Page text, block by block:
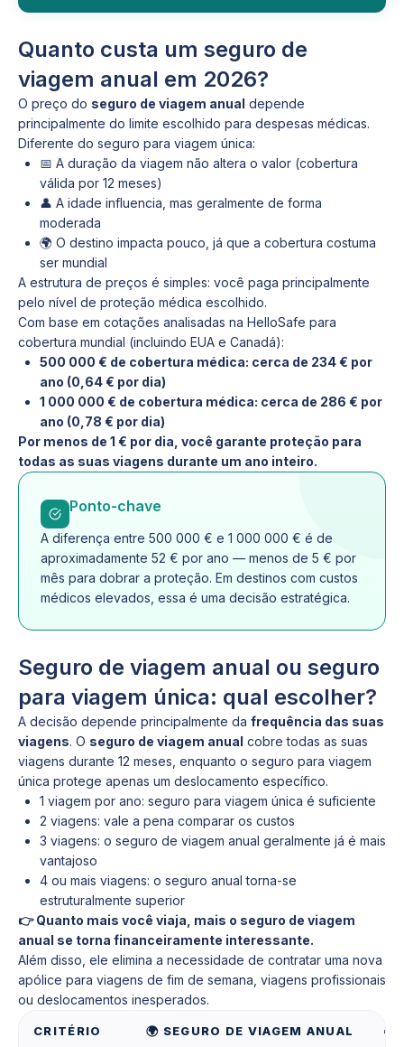
Quanto custa um seguro de
viagem anual em 2026?
O preço do seguro de viagem anual depende
principalmente do limite escolhido para despesas médicas.
Diferente do seguro para viagem única:
📅 A duração da viagem não altera o valor (cobertura
válida por 12 meses)
👤 A idade influencia, mas geralmente de forma
moderada
🌍 O destino impacta pouco, já que a cobertura costuma
ser mundial
A estrutura de preços é simples: você paga principalmente
pelo nível de proteção médica escolhido.
Com base em cotações analisadas na HelloSafe para
cobertura mundial (incluindo EUA e Canadá):
500 000 € de cobertura médica: cerca de 234 € por
ano (0,64 € por dia)
1 000 000 € de cobertura médica: cerca de 286 € por
ano (0,78 € por dia)
Por menos de 1 € por dia, você garante proteção para
todas as suas viagens durante um ano inteiro.
Ponto-chave
A diferença entre 500 000 € e 1 000 000 € é de
aproximadamente 52 € por ano — menos de 5 € por
mês para dobrar a proteção. Em destinos com custos
médicos elevados, essa é uma decisão estratégica.
Seguro de viagem anual ou seguro
para viagem única: qual escolher?
A decisão depende principalmente da frequência das suas
viagens. O seguro de viagem anual cobre todas as suas
viagens durante 12 meses, enquanto o seguro para viagem
única protege apenas um deslocamento específico.
1 viagem por ano: seguro para viagem única é suficiente
2 viagens: vale a pena comparar os custos
3 viagens: o seguro de viagem anual geralmente já é mais
vantajoso
4 ou mais viagens: o seguro anual torna-se
estruturalmente superior
👉 Quanto mais você viaja, mais o seguro de viagem
anual se torna financeiramente interessante.
Além disso, ele elimina a necessidade de contratar uma nova
apólice para viagens de fim de semana, viagens profissionais
ou deslocamentos inesperados.
CRITÉRIO 🌍 SEGURO DE VIAGEM ANUAL ✈️